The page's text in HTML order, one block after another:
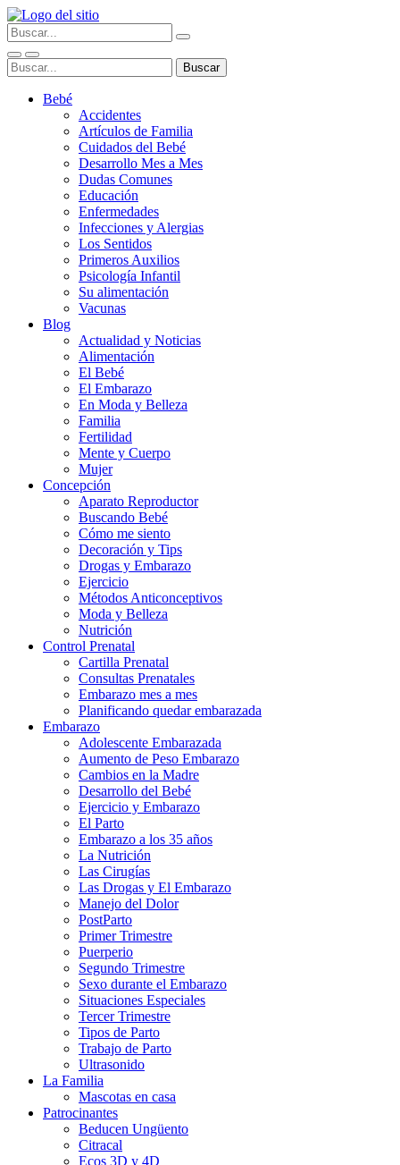
Bebé
Accidentes
Artículos de Familia
Cuidados del Bebé
Desarrollo Mes a Mes
Dudas Comunes
Educación
Enfermedades
Infecciones y Alergias
Los Sentidos
Primeros Auxilios
Psicología Infantil
Su alimentación
Vacunas
Blog
Actualidad y Noticias
Alimentación
El Bebé
El Embarazo
En Moda y Belleza
Familia
Fertilidad
Mente y Cuerpo
Mujer
Concepción
Aparato Reproductor
Buscando Bebé
Cómo me siento
Decoración y Tips
Drogas y Embarazo
Ejercicio
Métodos Anticonceptivos
Moda y Belleza
Nutrición
Control Prenatal
Cartilla Prenatal
Consultas Prenatales
Embarazo mes a mes
Planificando quedar embarazada
Embarazo
Adolescente Embarazada
Aumento de Peso Embarazo
Cambios en la Madre
Desarrollo del Bebé
Ejercicio y Embarazo
El Parto
Embarazo a los 35 años
La Nutrición
Las Cirugías
Las Drogas y El Embarazo
Manejo del Dolor
PostParto
Primer Trimestre
Puerperio
Segundo Trimestre
Sexo durante el Embarazo
Situaciones Especiales
Tercer Trimestre
Tipos de Parto
Trabajo de Parto
Ultrasonido
La Familia
Mascotas en casa
Patrocinantes
Beducen Ungüento
Citracal
Ecos 3D y 4D